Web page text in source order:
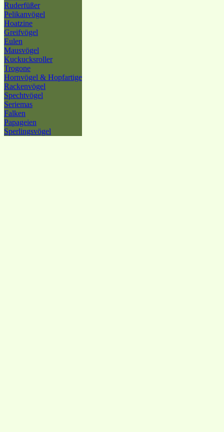
Ruderfüßer
Pelikanvögel
Hoatzine
Greifvögel
Eulen
Mausvögel
Kuckucksroller
Trogone
Hornvögel & Hopfartige
Rackenvögel
Spechtvögel
Seriemas
Falken
Papageien
Sperlingsvögel